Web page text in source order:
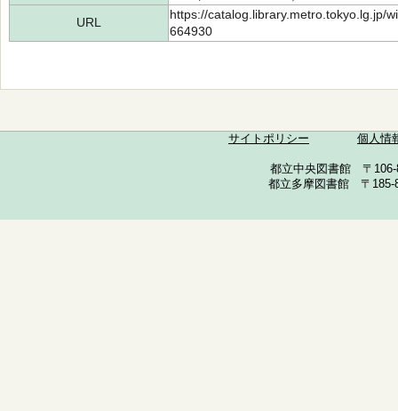
URL
https://catalog.library.metro.tokyo.lg.jp/
664930
サイトポリシー 個人情
都立中央図書館 〒
都立多摩図書館 〒185-